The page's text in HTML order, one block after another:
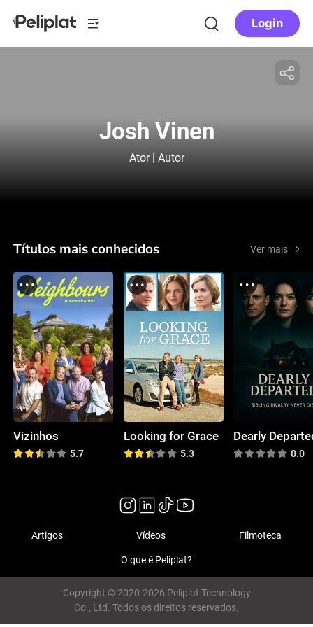
Login
Josh Vinen
Ator | Autor
Títulos mais conhecidos Ver mais
Vizinhos
5.7
Looking for Grace
5.3
Dearly
0.0
Artigos Vídeos Filmoteca
O que é Peliplat?
Copyright © 2020-2026 Peliplat Technology
Co., Ltd. Todos os direitos reservados.